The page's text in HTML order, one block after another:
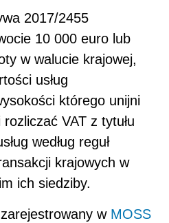
2017/2455
10 000 euro lub
w walucie krajowej,
usług
którego unijni
VAT z tytułu
według reguł
krajowych w
ich siedziby.
zarejestrowany w MOSS